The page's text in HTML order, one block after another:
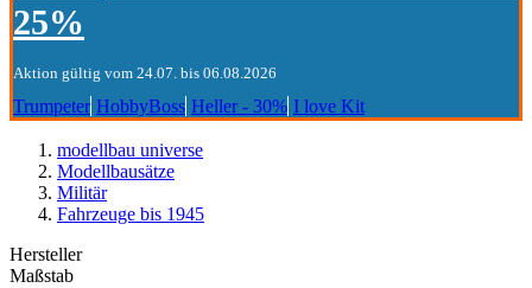
25%
Aktion gültig vom 24.07. bis 06.08.2026
Trumpeter HobbyBoss Heller - 30% I love Kit
modellbau universe
Modellbausätze
Militär
Fahrzeuge bis 1945
Hersteller
Maßstab